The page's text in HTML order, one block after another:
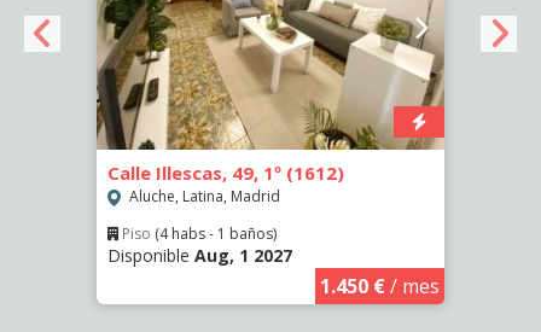
Calle Illescas, 49, 1º (1612)
Aluche, Latina, Madrid
Piso (4 habs - 1 baños)
Disponible Aug, 1 2027
1.450 €/ mes